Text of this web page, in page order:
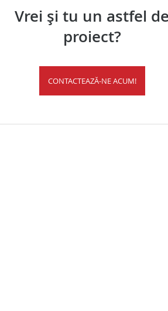
Vrei și tu un astfel
proiect?
CONTACTEAZĂ-NE ACUM!